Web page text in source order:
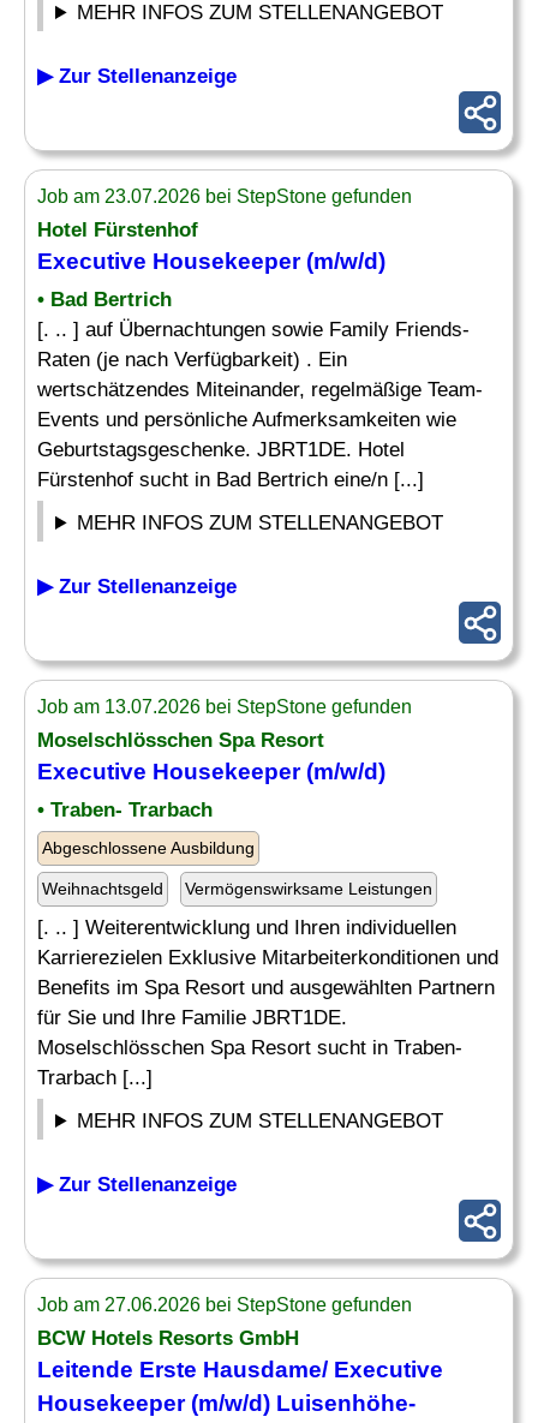
MEHR INFOS ZUM STELLENANGEBOT
▶ Zur Stellenanzeige
Job am 23.07.2026 bei StepStone gefunden
Hotel Fürstenhof
Executive Housekeeper(m/w/d)
• Bad Bertrich
[. .. ] auf Übernachtungen sowie Family Friends-
Raten (je nach Verfügbarkeit) . Ein
wertschätzendes Miteinander, regelmäßige Team-
Events und persönliche Aufmerksamkeiten wie
Geburtstagsgeschenke. JBRT1DE. Hotel
Fürstenhof sucht in Bad Bertrich eine/n [...]
MEHR INFOS ZUM STELLENANGEBOT
▶ Zur Stellenanzeige
Job am 13.07.2026 bei StepStone gefunden
Moselschlösschen Spa Resort
Executive Housekeeper(m/w/d)
• Traben- Trarbach
Abgeschlossene Ausbildung
Weihnachtsgeld Vermögenswirksame Leistungen
[. .. ] Weiterentwicklung und Ihren individuellen
Karrierezielen Exklusive Mitarbeiterkonditionen und
Benefits im Spa Resort und ausgewählten Partnern
für Sie und Ihre Familie JBRT1DE.
Moselschlösschen Spa Resort sucht in Traben-
Trarbach [...]
MEHR INFOS ZUM STELLENANGEBOT
▶ Zur Stellenanzeige
Job am 27.06.2026 bei StepStone gefunden
BCW Hotels Resorts GmbH
Leitende Erste Hausdame/ Executive
Housekeeper(m/w/d) Luisenhöhe-